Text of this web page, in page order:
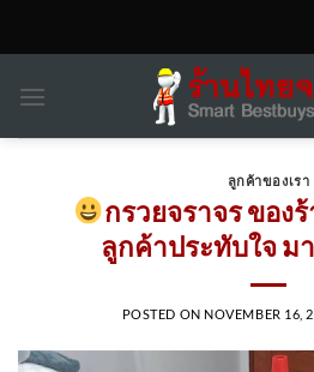
ลูกค้าของเรา
กรวยจราจร ของ
ลูกค้าประทับใจ ม
POSTED ON NOVEMBER 16,